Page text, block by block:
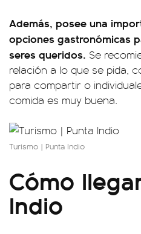
Además, posee una
opciones gastronómicas
seres queridos. Se
relación a lo que se pida,
para compartir o
comida es muy buena.
Turismo | Punta Indio
Cómo
Indio